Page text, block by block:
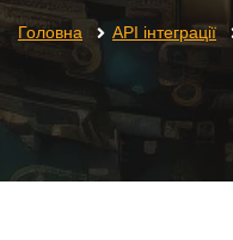
Головна API інтеграції